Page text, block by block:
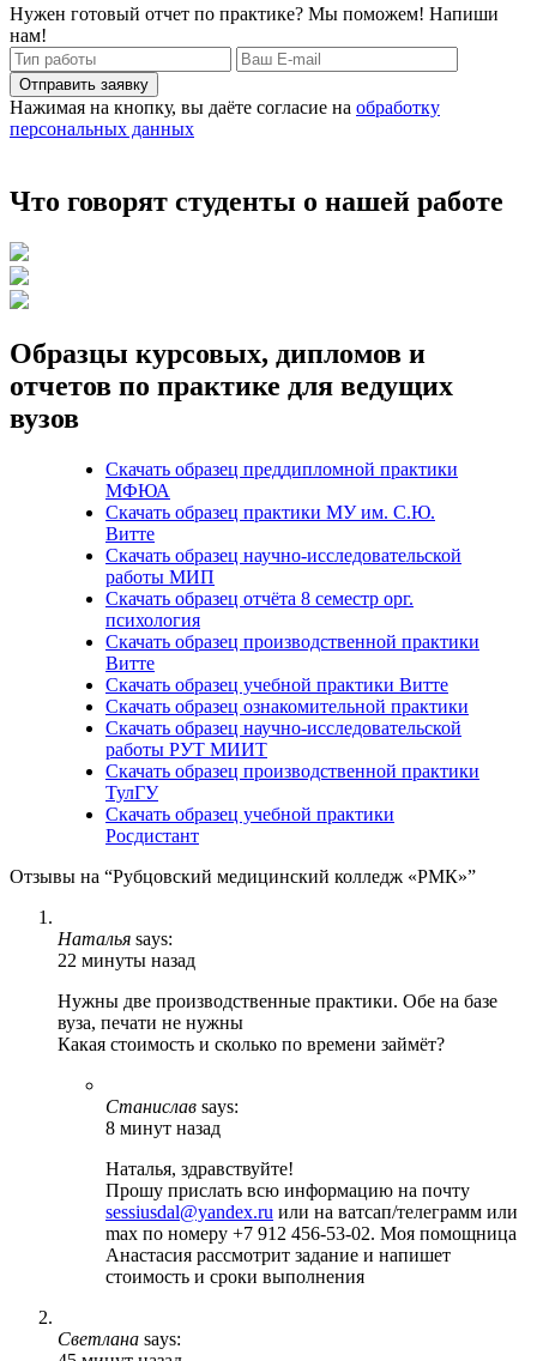
Нужен готовый отчет по практике? Мы поможем! Напиши
нам!
Отправить заявку
Нажимая на кнопку, вы даёте согласие на обработку
персональных данных
Что говорят студенты о нашей работе
Образцы курсовых, дипломов и
отчетов по практике для ведущих
вузов
Скачать образец преддипломной практики
МФЮА
Скачать образец практики МУ им. С.Ю.
Витте
Скачать образец научно-исследовательской
работы МИП
Скачать образец отчёта 8 семестр орг.
психология
Скачать образец производственной практики
Витте
Скачать образец учебной практики Витте
Скачать образец ознакомительной практики
Скачать образец научно-исследовательской
работы РУТ МИИТ
Скачать образец производственной практики
ТулГУ
Скачать образец учебной практики
Росдистант
Отзывы на “Рубцовский медицинский колледж «РМК»”
Наталья says:
22 минуты назад
Нужны две производственные практики. Обе на базе
вуза, печати не нужны
Какая стоимость и сколько по времени займёт?
Станислав says:
8 минут назад
Наталья, здравствуйте!
Прошу прислать всю информацию на почту
sessiusdal@yandex.ru или на ватсап/телеграмм или
max по номеру +7 912 456-53-02. Моя помощница
Анастасия рассмотрит задание и напишет
стоимость и сроки выполнения
Светлана says: